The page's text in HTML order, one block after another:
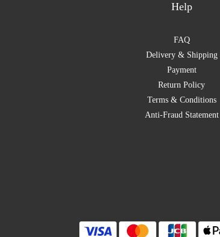
Help
FAQ
Delivery & Shipping
Payment
Return Policy
Terms & Conditions
Anti-Fraud Statement